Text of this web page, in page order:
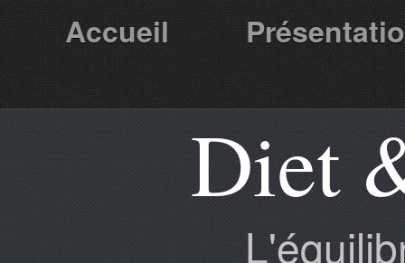
Accueil
Partenaires Diet